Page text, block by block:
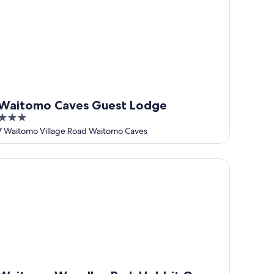
Caves Guest Lodge
Waitomo Village Road Waitomo Caves
Woodlyn Park Hobbit Guest House